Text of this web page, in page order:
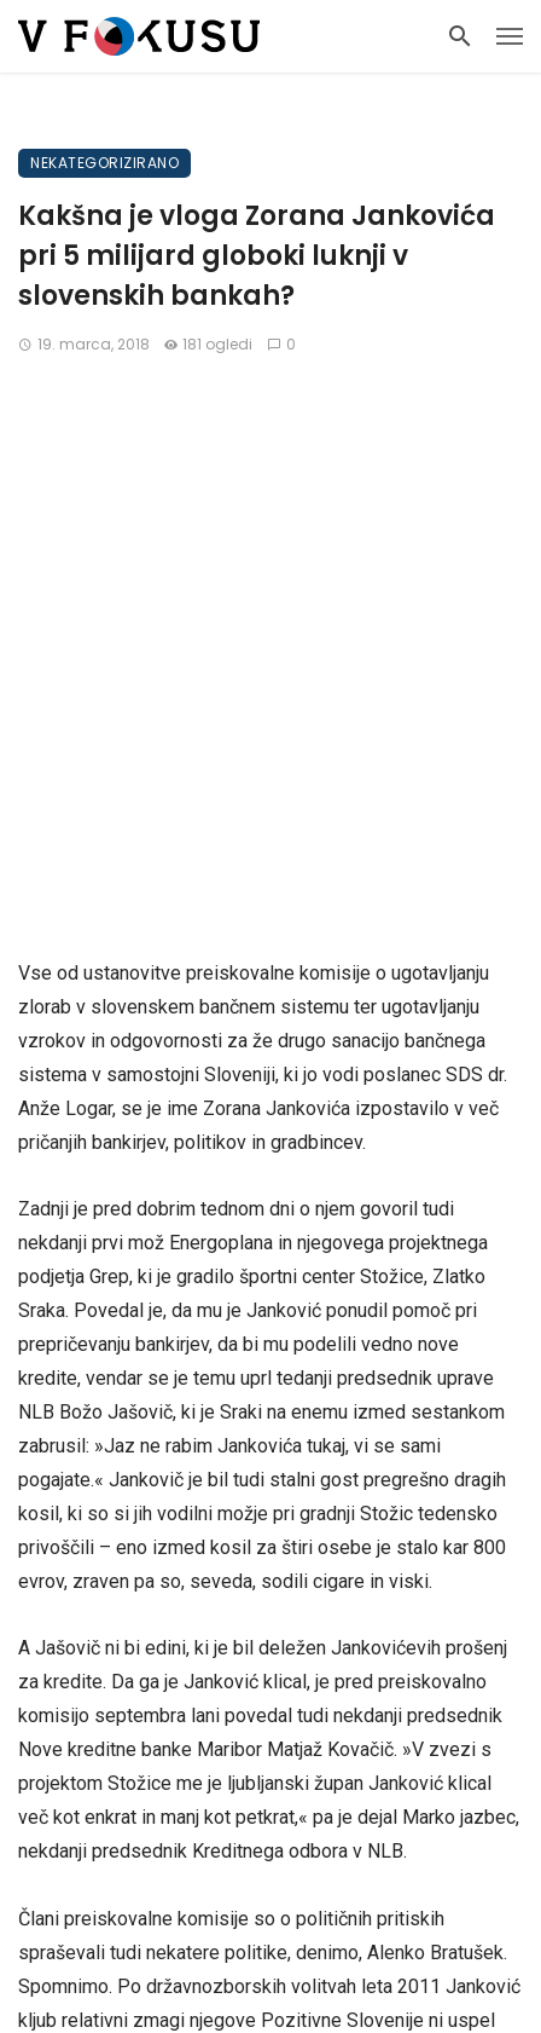
NEKATEGORIZIRANO
Kakšna je vloga Zorana Jankovića
pri 5 milijard globoki luknji v
slovenskih bankah?
19. marca, 2018 181 ogledi 0
Vse od ustanovitve preiskovalne komisije o ugotavljanju
zlorab v slovenskem bančnem sistemu ter ugotavljanju
vzrokov in odgovornosti za že drugo sanacijo bančnega
sistema v samostojni Sloveniji, ki jo vodi poslanec SDS dr.
Anže Logar, se je ime Zorana Jankovića izpostavilo v več
pričanjih bankirjev, politikov in gradbincev.
Zadnji je pred dobrim tednom dni o njem govoril tudi
nekdanji prvi mož Energoplana in njegovega projektnega
podjetja Grep, ki je gradilo športni center Stožice, Zlatko
Sraka. Povedal je, da mu je Janković ponudil pomoč pri
prepričevanju bankirjev, da bi mu podelili vedno nove
kredite, vendar se je temu uprl tedanji predsednik uprave
NLB Božo Jašovič, ki je Sraki na enemu izmed sestankom
zabrusil: »Jaz ne rabim Jankovića tukaj, vi se sami
pogajate.« Jankovič je bil tudi stalni gost pregrešno dragih
kosil, ki so si jih vodilni možje pri gradnji Stožic tedensko
privoščili – eno izmed kosil za štiri osebe je stalo kar 800
evrov, zraven pa so, seveda, sodili cigare in viski.
A Jašovič ni bi edini, ki je bil deležen Jankovićevih prošenj
za kredite. Da ga je Janković klical, je pred preiskovalno
komisijo septembra lani povedal tudi nekdanji predsednik
Nove kreditne banke Maribor Matjaž Kovačič. »V zvezi s
projektom Stožice me je ljubljanski župan Janković klical
več kot enkrat in manj kot petkrat,« pa je dejal Marko jazbec,
nekdanji predsednik Kreditnega odbora v NLB.
Člani preiskovalne komisije so o političnih pritiskih
spraševali tudi nekatere politike, denimo, Alenko Bratušek.
Spomnimo. Po državnozborskih volitvah leta 2011 Janković
kljub relativni zmagi njegove Pozitivne Slovenije ni uspel